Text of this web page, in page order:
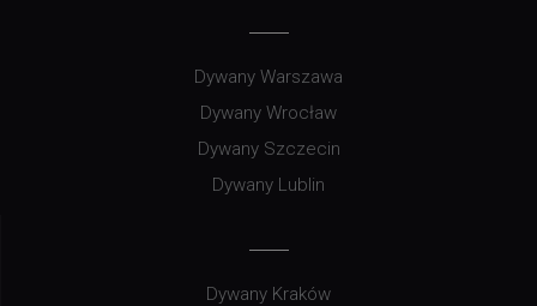
Dywany Warszawa
Dywany Wrocław
Dywany Szczecin
Dywany Lublin
Dywany Kraków